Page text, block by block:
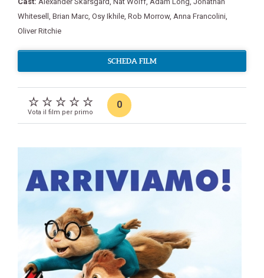
Whitesell Brian Marc Osy Ikhile Rob Morrow, Anna Francolini
Oliver Ritchie
SCHEDA FILM
Vota il film per primo
0